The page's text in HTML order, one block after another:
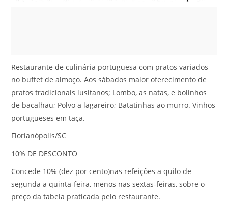
Restaurante de culinária portuguesa com pratos variados
no buffet de almoço. Aos sábados maior oferecimento de
pratos tradicionais lusitanos; Lombo, as natas, e bolinhos
de bacalhau; Polvo a lagareiro; Batatinhas ao murro. Vinhos
portugueses em taça.
Florianópolis/SC
10% DE DESCONTO
Concede 10% (dez por cento)nas refeições a quilo de
segunda a quinta-feira, menos nas sextas-feiras, sobre o
preço da tabela praticada pelo restaurante.